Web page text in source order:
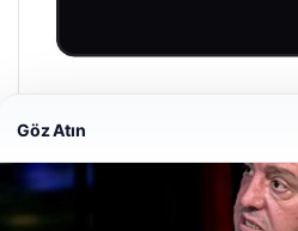
Nisan 29, 2026
Göz Atın